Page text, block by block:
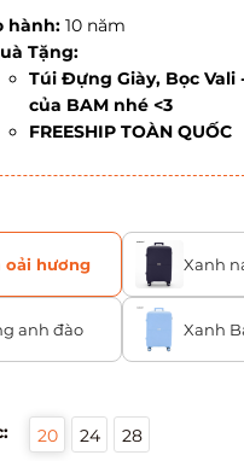
hành: 10 năm
Tặng:
Túi Đựng Giày, Bọc
của BAM nhé <3
FREESHIP TOÀN QUỐC
oải hương Xanh
anh đào Xanh
20 24 28